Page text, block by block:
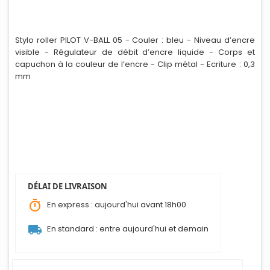
Stylo roller PILOT V-BALL 05 - Couler : bleu - Niveau d’encre
visible - Régulateur de débit d’encre liquide - Corps et
capuchon à la couleur de l’encre - Clip métal - Ecriture : 0,3
mm
DÉLAI DE LIVRAISON
timer En express : aujourd'hui avant 18h00
local_shipping En standard : entre aujourd'hui et demain